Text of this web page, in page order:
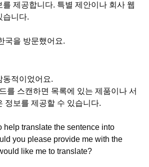
를 제공합니다. 특별 제안이나 회사 웹
습니다.
국을 방문했어요.
동적이었어요.
를 스캔하면 목록에 있는 제품이나 서
정보를 제공할 수 있습니다.
help translate the sentence into
you please provide me with the
like me to translate?